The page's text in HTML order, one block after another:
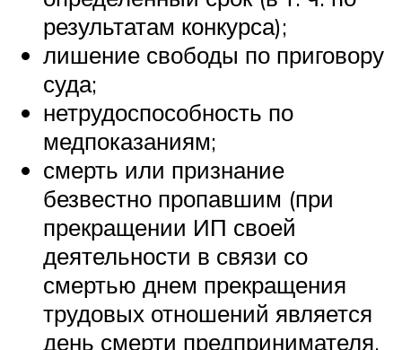
результатам конкурса);
лишение свободы по приговору
суда;
нетрудоспособность по
медпоказаниям;
смерть или признание
безвестно пропавшим (при
прекращении ИП своей
деятельности в связи со
смертью днем прекращения
трудовых отношений является
день смерти предпринимателя.